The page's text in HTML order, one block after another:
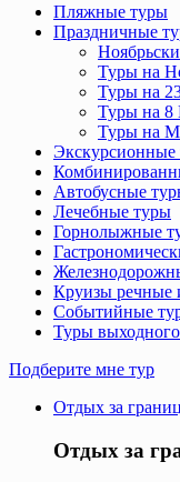
Пляжные туры
Праздничные
Туры на
Туры на
Туры на 8
Туры на
Экскурсионные
Автобусные
Лечебные туры
Горнолыжные
Круизы речные
Событийные
Туры
Подберите мне тур
Отдых за
Отдых за